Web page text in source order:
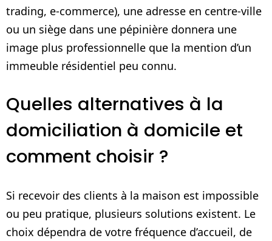
trading, e‑commerce), une adresse en centre-ville
ou un siège dans une pépinière donnera une
image plus professionnelle que la mention d’un
immeuble résidentiel peu connu.
Quelles alternatives à la
domiciliation à domicile et
comment choisir ?
Si recevoir des clients à la maison est impossible
ou peu pratique, plusieurs solutions existent. Le
choix dépendra de votre fréquence d’accueil, de